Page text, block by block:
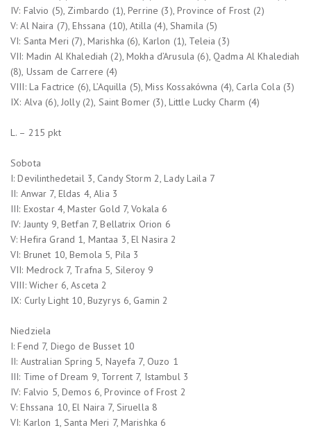
IV: Falvio (5), Zimbardo (1), Perrine (3), Province of Frost (2)
V: Al Naira (7), Ehssana (10), Atilla (4), Shamila (5)
VI: Santa Meri (7), Marishka (6), Karlon (1), Teleia (3)
VII: Madin Al Khalediah (2), Mokha d’Arusula (6), Qadma Al Khalediah
(8), Ussam de Carrere (4)
VIII: La Factrice (6), L’Aquilla (5), Miss Kossakówna (4), Carla Cola (3)
IX: Alva (6), Jolly (2), Saint Bomer (3), Little Lucky Charm (4)
L. – 215 pkt
Sobota
I: Devilinthedetail 3, Candy Storm 2, Lady Laila 7
II: Anwar 7, Eldas 4, Alia 3
III: Exostar 4, Master Gold 7, Vokala 6
IV: Jaunty 9, Betfan 7, Bellatrix Orion 6
V: Hefira Grand 1, Mantaa 3, El Nasira 2
VI: Brunet 10, Bemola 5, Pila 3
VII: Medrock 7, Trafna 5, Sileroy 9
VIII: Wicher 6, Asceta 2
IX: Curly Light 10, Buzyrys 6, Gamin 2
Niedziela
I: Fend 7, Diego de Busset 10
II: Australian Spring 5, Nayefa 7, Ouzo 1
III: Time of Dream 9, Torrent 7, Istambul 3
IV: Falvio 5, Demos 6, Province of Frost 2
V: Ehssana 10, El Naira 7, Siruella 8
VI: Karlon 1, Santa Meri 7, Marishka 6